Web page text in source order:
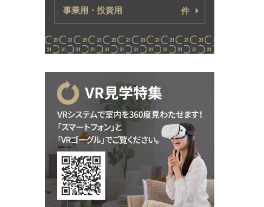
事業用・投資用 件